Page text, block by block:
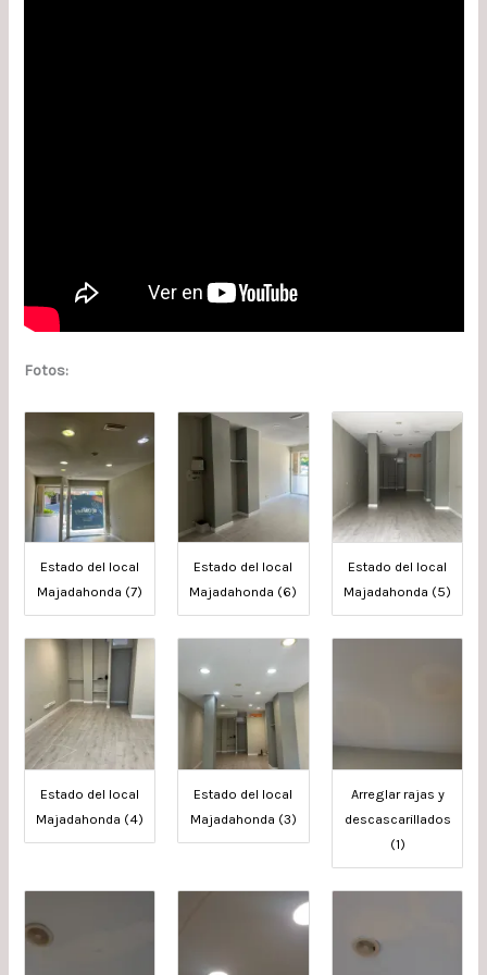
Fotos:
Estado del local
Majadahonda (7)
Estado del local
Majadahonda (6)
Estado del local
Majadahonda (5)
Estado del local
Majadahonda (4)
Estado del local
Majadahonda (3)
Arreglar rajas y
descascarillados
(1)